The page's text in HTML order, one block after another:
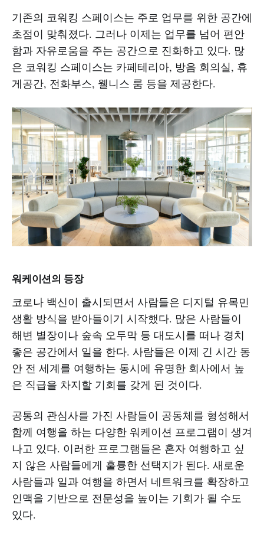
기존의 코워킹 스페이스는 주로 업무를 위한 공간에
초점이 맞춰졌다. 그러나 이제는 업무를 넘어 편안
함과 자유로움을 주는 공간으로 진화하고 있다. 많
은 코워킹 스페이스는 카페테리아, 방음 회의실, 휴
게공간, 전화부스, 웰니스 룸 등을 제공한다.
워케이션의 등장
코로나 백신이 출시되면서 사람들은 디지털 유목민
생활 방식을 받아들이기 시작했다. 많은 사람들이
해변 별장이나 숲속 오두막 등 대도시를 떠나 경치
좋은 공간에서 일을 한다. 사람들은 이제 긴 시간 동
안 전 세계를 여행하는 동시에 유명한 회사에서 높
은 직급을 차지할 기회를 갖게 된 것이다.
공통의 관심사를 가진 사람들이 공동체를 형성해서
함께 여행을 하는 다양한 워케이션 프로그램이 생겨
나고 있다. 이러한 프로그램들은 혼자 여행하고 싶
지 않은 사람들에게 훌륭한 선택지가 된다. 새로운
사람들과 일과 여행을 하면서 네트워크를 확장하고
인맥을 기반으로 전문성을 높이는 기회가 될 수도
있다.